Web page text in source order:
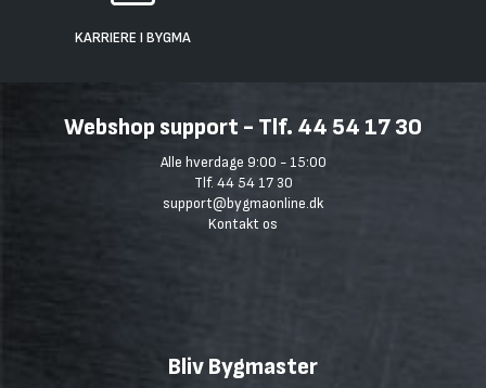
KARRIERE I BYGMA
Webshop support - Tlf. 44 54 17 30
Alle hverdage 9:00 - 15:00
Tlf. 44 54 17 30
support@bygmaonline.dk
Kontakt os
Bliv Bygmaster